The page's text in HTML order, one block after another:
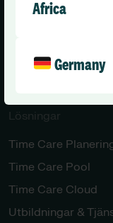
Africa
Germany
Lösningar​​
Time Care
Time Care Pool
Time Care Cloud
Utbildningar &